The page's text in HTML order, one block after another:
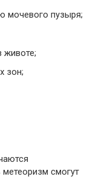
мочевого пузыря;
животе;
зон;
смогут